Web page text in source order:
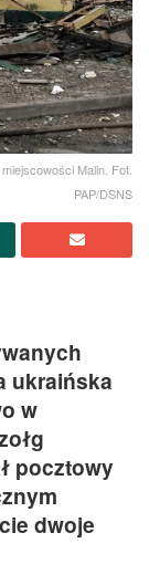
Malin. Fot.
PAP/DSNS
ukraińska
w
pocztowy
dwoje